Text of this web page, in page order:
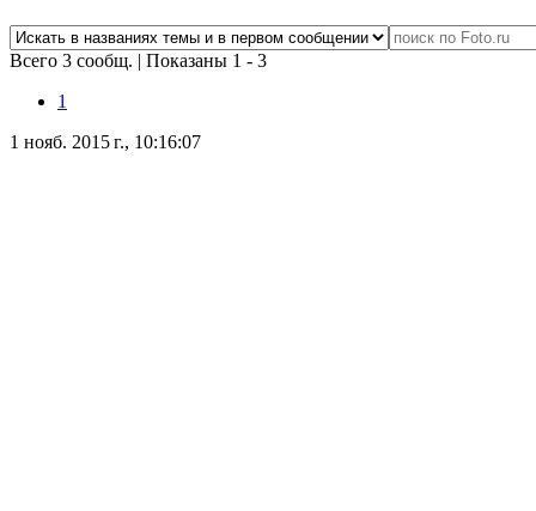
Всего 3 сообщ. | Показаны 1 - 3
1
1 нояб. 2015 г., 10:16:07